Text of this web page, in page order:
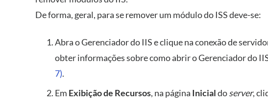
De forma, geral, para se remover um módulo do ISS deve-se:
Abra o Gerenciador do IIS e clique na conexão de
obter informações sobre como abrir o Gerenciador do
7).
Em Exibição de Recursos, na página Inicialdoserver,